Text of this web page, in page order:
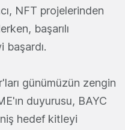
NFT projelerinden
başarılı
başardı.
günümüzün zengin
duyurusu, BAYC
niş hedef kitleyi